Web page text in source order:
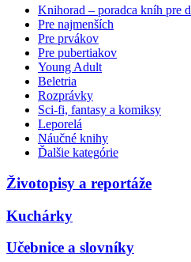
Knihorad – poradca kníh pre
Pre najmenších
Pre prvákov
Pre pubertiakov
Young Adult
Beletria
Rozprávky
Sci-fi, fantasy a komiksy
Leporelá
Náučné knihy
Ďalšie kategórie
Životopisy a reportáže
Kuchárky
Učebnice a slovníky